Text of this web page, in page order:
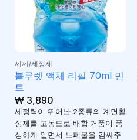
세제/세정제
블루렛 액체 리필 70ml 민
트
₩3,890
세정력이 뛰어난 2종류의 계면활
성제를 고농도로 배합.거품이 풍
성하게 일면서 노폐물을 감싸주